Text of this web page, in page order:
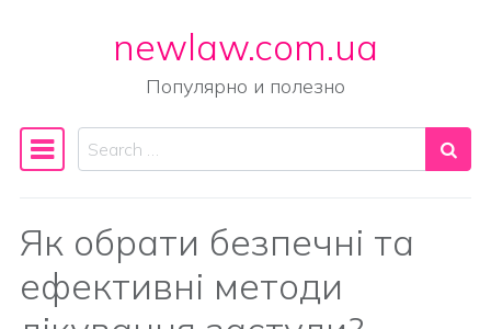
newlaw.com.ua
Популярно и полезно
Main Navigation
Search
Як обрати безпечні та
ефективні методи